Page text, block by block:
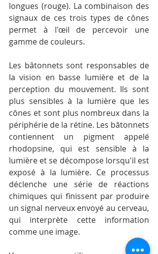
longues (rouge). La combinaison des
signaux de ces trois types de cônes
permet à l'œil de percevoir une
gamme de couleurs.
Les bâtonnets sont responsables de
la vision en basse lumière et de la
perception du mouvement. Ils sont
plus sensibles à la lumière que les
cônes et sont plus nombreux dans la
périphérie de la rétine. Les bâtonnets
contiennent un pigment appelé
rhodopsine, qui est sensible à la
lumière et se décompose lorsqu'il est
exposé à la lumière. Ce processus
déclenche une série de réactions
chimiques qui finissent par produire
un signal nerveux envoyé au cerveau,
qui interprète cette information
comme une image.